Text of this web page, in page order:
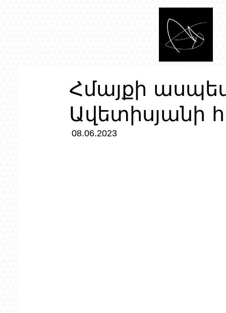
Հմայքի
Ավետիսյանի
08.06.2023